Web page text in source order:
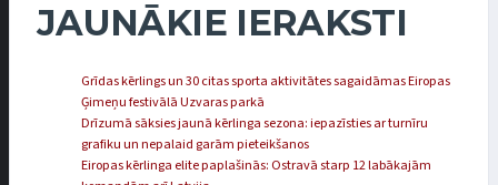
JAUNĀKIE IERAKSTI
Grīdas kērlings un 30 citas sporta aktivitātes sagaidāmas Eiropas
Ģimeņu festivālā Uzvaras parkā
Drīzumā sāksies jaunā kērlinga sezona: iepazīsties ar turnīru
grafiku un nepalaid garām pieteikšanos
Eiropas kērlinga elite paplašinās: Ostravā starp 12 labākajām